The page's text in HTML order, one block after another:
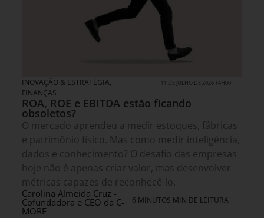
INOVAÇÃO & ESTRATÉGIA,
FINANÇAS
11 DE JULHO DE 2026 14H00
ROA, ROE e EBITDA estão ficando
obsoletos?
O mercado aprendeu a medir estoques, fábricas
e patrimônio físico. Mas como medir inteligência,
dados e conhecimento? O desafio das empresas
hoje não é apenas criar valor, mas desenvolver
métricas capazes de reconhecê-lo.
Carolina Almeida Cruz -
Cofundadora e CEO da C-
MORE
6 MINUTOS MIN DE LEITURA